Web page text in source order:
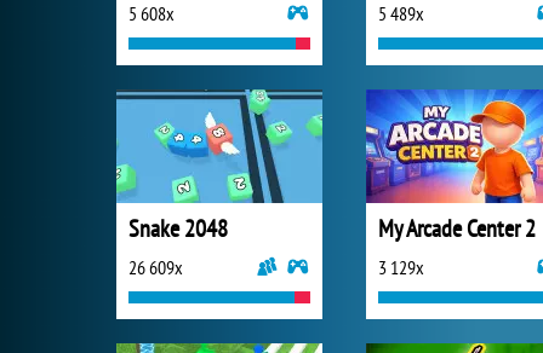
5 608x 5 489x
Snake 2048
26 609x
My Arcade Center 2
3 129x